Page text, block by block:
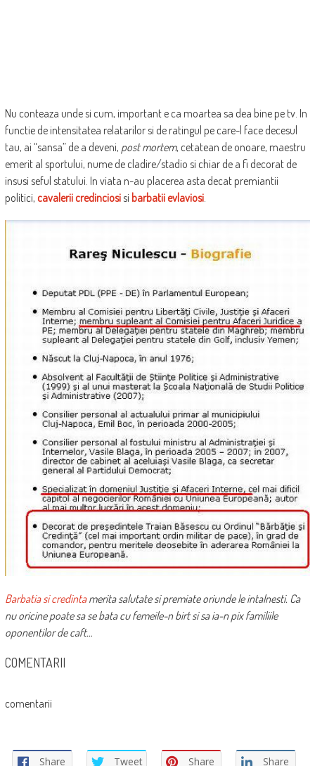
Nu conteaza unde si cum, important e ca moartea sa dea bine pe tv. In
functie de intensitatea relatarilor si de ratingul pe care-l face decesul
tau, ai “sansa” de a deveni, post mortem, cetatean de onoare, maestru
emerit al sportului, nume de cladire/stadio si chiar de a fi decorat de
insusi seful statului. In viata n-au placerea asta decat premiantii
politici, cavalerii credinciosisi barbatii evlaviosi.
Barbatia si credintamerita salutate si premiate oriunde le intalnesti. Ca
nu oricine poate sa se bata cu femeile-n birt si sa ia-n pix familiile
oponentilor de caft…
COMENTARII
comentarii
Share Tweet Share Share